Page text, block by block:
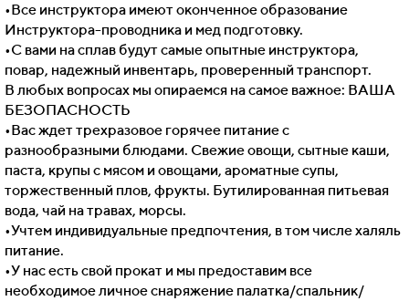
•Все инструктора имеют оконченное образование
Инструктора-проводника и мед подготовку.
•С вами на сплав будут самые опытные инструктора,
повар, надежный инвентарь, проверенный транспорт.
В любых вопросах мы опираемся на самое важное: ВАША
БЕЗОПАСНОСТЬ
•Вас ждет трехразовое горячее питание с
разнообразными блюдами. Свежие овощи, сытные каши,
паста, крупы с мясом и овощами, ароматные супы,
торжественный плов, фрукты. Бутилированная питьевая
вода, чай на травах, морсы.
•Учтем индивидуальные предпочтения, в том числе халяль
питание.
•У нас есть свой прокат и мы предоставим все
необходимое личное снаряжение палатка/спальник/